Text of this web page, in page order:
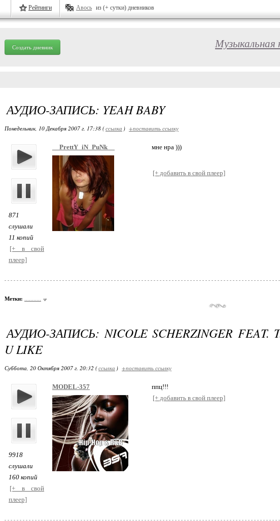
Рейтинги Авось из (+ сутки) дневников
Создать дневник Музыкальная
АУДИО-ЗАПИСЬ: YEAH BABY
Понедельник, 10 Декабря 2007 г. 17:38 (ссылка ) +поставить ссылку
871
слушали
11 копий
[+ в свой
плеер]
__PrettY_iN_PuNk__ мне нра )))
[+ добавить в свой плеер]
Метки:
АУДИО-ЗАПИСЬ: NICOLE SCHERZINGER FEAT.
U LIKE
Суббота, 20 Октября 2007 г. 20:32 (ссылка ) +поставить ссылку
9918
слушали
160 копий
[+ в свой
плеер]
MODEL-357
ппц!!!
[+ добавить в свой плеер]